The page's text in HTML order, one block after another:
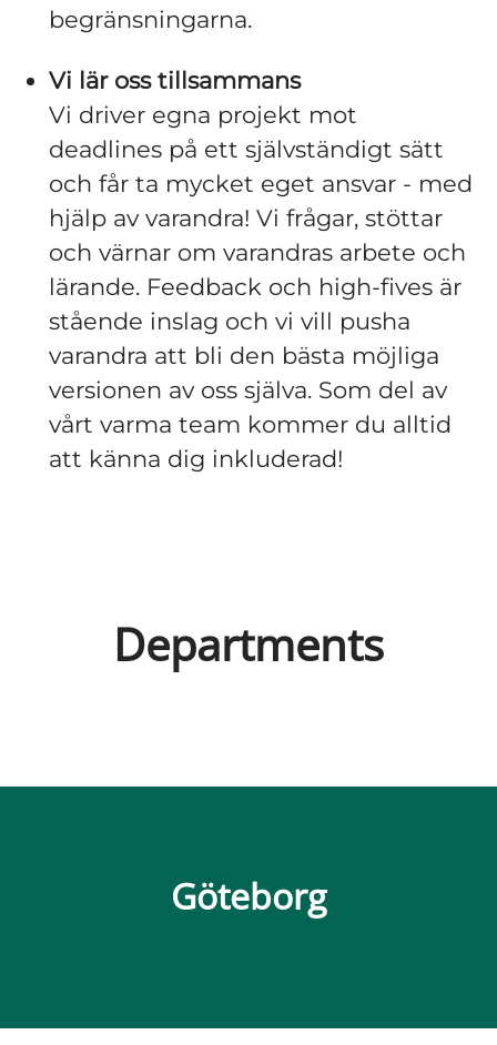
begränsningarna.
Vi lär oss tillsammans
Vi driver egna projekt mot
deadlines på ett självständigt sätt
och får ta mycket eget ansvar - med
hjälp av varandra! Vi frågar, stöttar
och värnar om varandras arbete och
lärande. Feedback och high-fives är
stående inslag och vi vill pusha
varandra att bli den bästa möjliga
versionen av oss själva. Som del av
vårt varma team kommer du alltid
att känna dig inkluderad!
Departments
HR & Operations
Education
Göteborg